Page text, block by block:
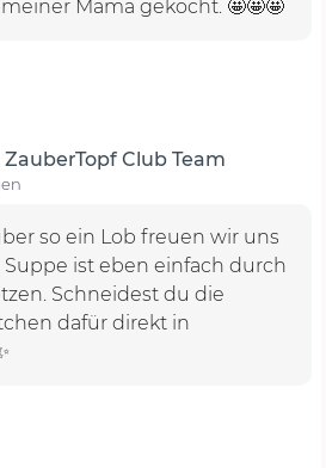
Kartoffelsuppe angeschaut?
Mama gekocht. 🤩🤩🤩
ZauberTopf Club Team
so ein Lob freuen wir uns
Suppe ist eben einfach durch
Schneidest du die
dafür direkt in